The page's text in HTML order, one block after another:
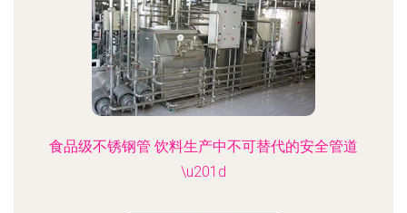
食品级不锈钢管 饮料生产中不可替代的安全管道
\u201d